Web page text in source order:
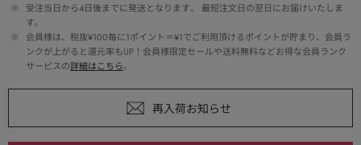
※
受注当日から4日後までに発送となります。 最短注文日の翌日にお届けいたしま
す。
※
会員様は、税抜¥100毎に1ポイント＝¥1でご利用頂けるポイントが貯まり、会員ラ
ンクが上がると還元率もUP！会員様限定セールや送料無料などお得な会員ランク
サービスの詳細はこちら。